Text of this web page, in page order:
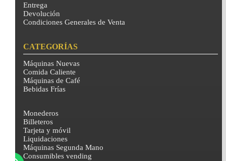
Entrega
Devolución
Condiciones Generales de Venta
CATEGORÍAS
Máquinas Nuevas
Comida Caliente
Máquinas de Café
Bebidas Frías
Monederos
Billeteros
Tarjeta y móvil
Liquidaciones
Máquinas Segunda Mano
Consumibles vending